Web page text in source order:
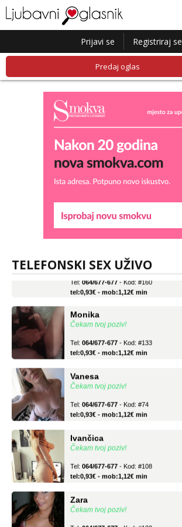
Prijavi se Registriraj se
Predaj oglas
TELEFONSKI SEX UŽIVO
Kristina
Čekam tvoj poziv!
Učiteljica iz predgrađa traži...
tel:0,93€ - mob:1,12€ min
Čekam tvoj poziv!
tel:0,93€ - mob:1,12€ min
Čekam tvoj poziv!
tel:0,93€ - mob:1,12€ min
Čekam tvoj poziv!
tel:0,93€ - mob:1,12€ min
Čekam tvoj poziv!